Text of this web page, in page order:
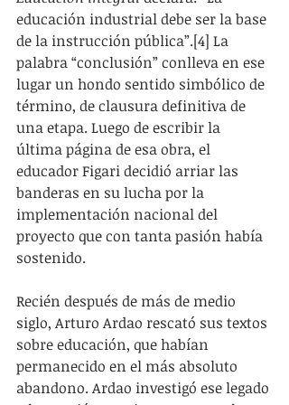
educación industrial debe ser la base
de la instrucción pública”.[4] La
palabra “conclusión” conlleva en ese
lugar un hondo sentido simbólico de
término, de clausura definitiva de
una etapa. Luego de escribir la
última página de esa obra, el
educador Figari decidió arriar las
banderas en su lucha por la
implementación nacional del
proyecto que con tanta pasión había
sostenido.
Recién después de más de medio
siglo, Arturo Ardao rescató sus textos
sobre educación, que habían
permanecido en el más absoluto
abandono. Ardao investigó ese legado